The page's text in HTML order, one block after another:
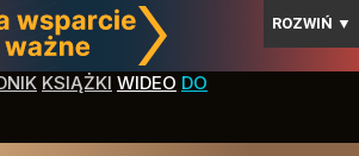
ROZWIŃ ▼
KSIĄŻKI WIDEO DO